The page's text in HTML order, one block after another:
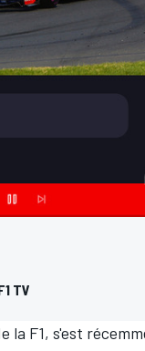
TV
F1, s'est